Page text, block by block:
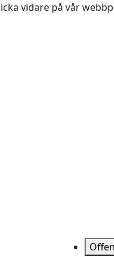
vidare på vår